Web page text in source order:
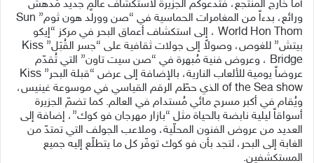
أما خارج المنتجع، فتدعوكم الجزيرة لاستكشاف عالمٍ جديد مُدهش
ورائع، بدءاً من المغامرات الحماسية في “صن وورلد هون ثوم” Sun
World Hon Thom ، إلى استكشاف أعماق البحر في مركز “إيكو
بيتش” للغوص، وصولاً إلى جولات ثقافية على “جسر القُبَل” Kiss
Bridge ، وعروض فنية مُبهرة في “صن سيت تاون” التي تُقدّم
عروضاً يومية للألعاب النارية، بالإضافة إلى عرض “قبلة البحر” Kiss
of the Sea show الذي حطّم الرقم القياسي في موسوعة غينيس،
ويُقام في أكبر مسرح مائي مُستدام في العالم. كما تضمّ الجزيرة
أسواقاً ليلية نابضة بالحياة مثل “بازار مهرجان فو كوك”، إضافة إلى
العديد من عروض الفنون المحلّية، وملاعب الجولف التي تمتدّ من
الغابة إلى البحر، لتجد بأن فو كوك توفّر كل ما يتطلّع إليه جميع
المستكشفين.